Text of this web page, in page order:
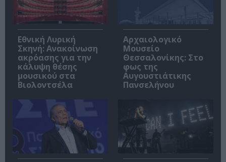
Εθνική Λυρική
Σκηνή: Ανακοίνωση
ακρόασης για την
κάλυψη θέσης
μουσικού στα
Βιολοντσέλα
Αρχαιολογικό
Μουσείο
Θεσσαλονίκης: Στο
φως της
Αυγουστιάτικης
Πανσελήνου